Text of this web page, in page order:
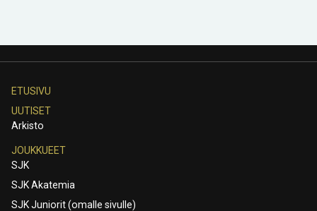
ETUSIVU
UUTISET
Arkisto
JOUKKUEET
SJK
SJK Akatemia
SJK Juniorit (omalle sivulle)